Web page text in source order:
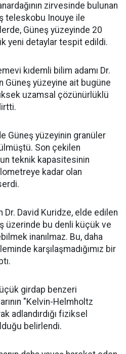
zirvesinde bulunan
teleskobu Inouye ile
Güneş yüzeyinde 20
yeni detaylar tespit edildi.
kıdemli bilim adamı Dr.
Güneş yüzeyine ait bugüne
uzamsal çözünürlüklü
Güneş yüzeyinin granüler
Son çekilen
teknik kapasitesinin
kadar olan
Dr. David Kuridze, elde edilen
üzerinde bu denli küçük ve
inanılmaz. Bu, daha
karşılaşmadığımız bir
girdap benzeri
"Kelvin-Helmholtz
adlandırdığı fiziksel
belirlendi.